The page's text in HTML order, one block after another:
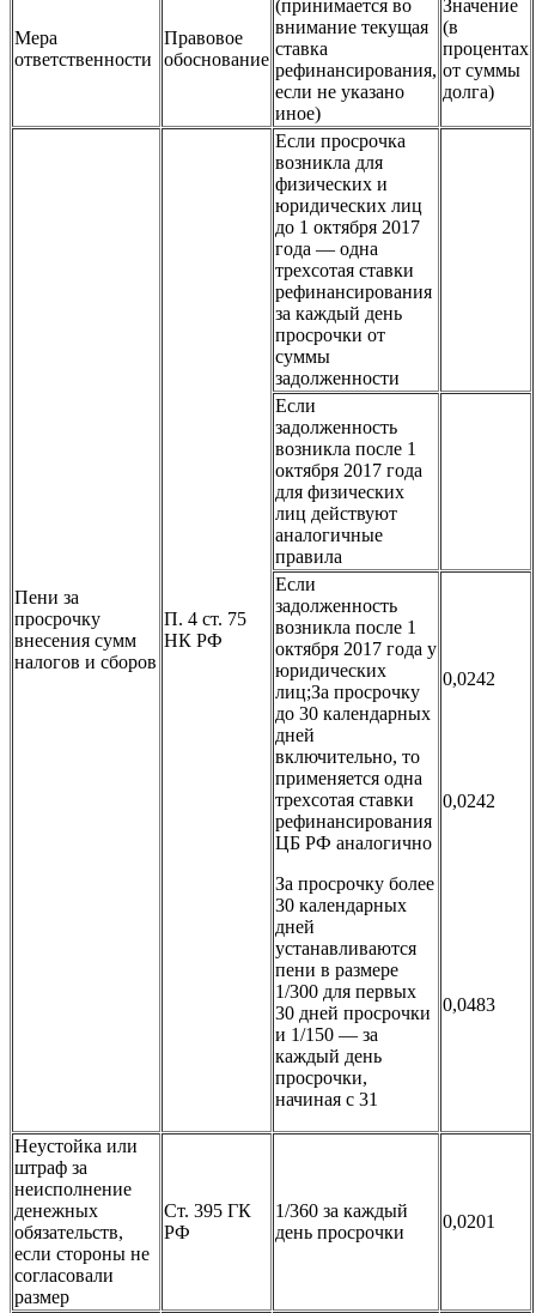
Мера
ответственности
Правовое
обоснование
(принимается во
внимание текущая
ставка
рефинансирования,
если не указано
иное)
Значение
(в
процентах
от суммы
долга)
Пени за
просрочку
внесения сумм
налогов и сборов
П. 4 ст. 75
НК РФ
Если просрочка
возникла для
физических и
юридических лиц
до 1 октября 2017
года — одна
трехсотая ставки
рефинансирования
за каждый день
просрочки от
суммы
задолженности
Если
задолженность
возникла после 1
октября 2017 года
для физических
лиц действуют
аналогичные
правила
Если
задолженность
возникла после 1
октября 2017 года у
юридических
лиц;За просрочку
до 30 календарных
дней
включительно, то
применяется одна
трехсотая ставки
рефинансирования
ЦБ РФ аналогично
За просрочку более
30 календарных
дней
устанавливаются
пени в размере
1/300 для первых
30 дней просрочки
и 1/150 — за
каждый день
просрочки,
начиная с 31
0,0242
0,0242
0,0483
Неустойка или
штраф за
неисполнение
денежных
обязательств,
если стороны не
согласовали
размер
Ст. 395 ГК
РФ
1/360 за каждый
день просрочки
0,0201